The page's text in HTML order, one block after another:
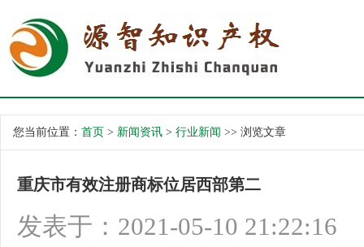
您当前位置： 首页 > 新闻资讯 > 行业新闻 >> 浏览文章
重庆市有效注册商标位居西部第二
发表于：2021-05-10 21:22:16